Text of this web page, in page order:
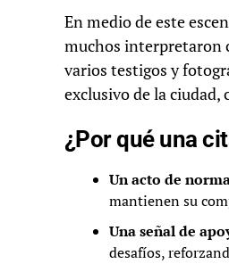
En medio de este
muchos interpretaron
varios testigos y
exclusivo de la
¿Por qué una
Un acto de
mantienen su
Una señal de
desafíos,